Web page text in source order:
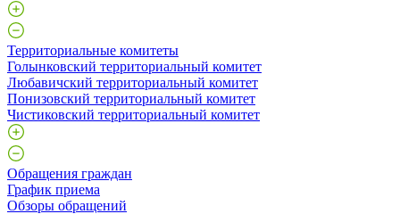
Территориальные комитеты
Голынковский территориальный комитет
Любавичский территориальный комитет
Понизовский территориальный комитет
Чистиковский территориальный комитет
Обращения граждан
График приема
Обзоры обращений